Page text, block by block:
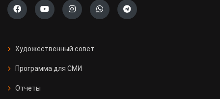
Художественный совет
Программа для СМИ
Отчеты